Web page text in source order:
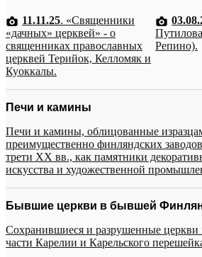
11.11.25. «Священники
«дачных» церквей» - о
священниках православных
церквей Терийок, Келломяк и
Куоккалы.
Репино).
Печи и камины
Печи и камины, облицованные
преимущественно финляндских
трети XX вв., как памятники
искусства и художественной
Бывшие церкви в бывшей
Сохранившиеся и разрушенные
части Карелии и Карельского